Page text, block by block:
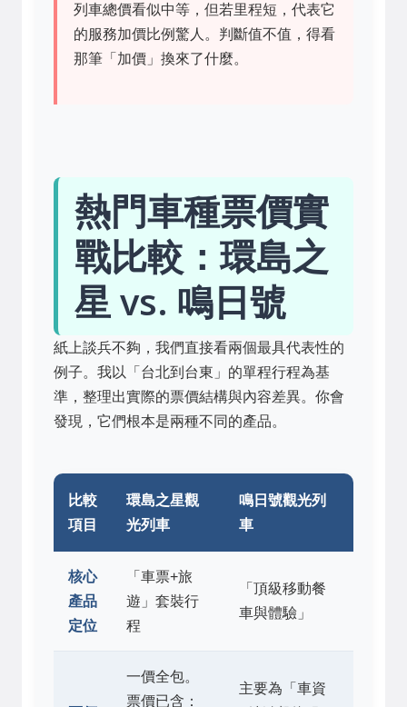
列車總價看似中等，但若里程短，代表它
的服務加價比例驚人。判斷值不值，得看
那筆「加價」換來了什麼。
熱門車種票價實
戰比較：環島之
星 vs. 鳴日號
紙上談兵不夠，我們直接看兩個最具代表性的
例子。我以「台北到台東」的單程行程為基
準，整理出實際的票價結構與內容差異。你會
發現，它們根本是兩種不同的產品。
比較
項目
環島之星觀
光列車
鳴日號觀光列
車
核心
產品
定位
「車票+旅
遊」套裝行
程
「頂級移動餐
車與體驗」
一價全包。
票價已含：
主要為「車資